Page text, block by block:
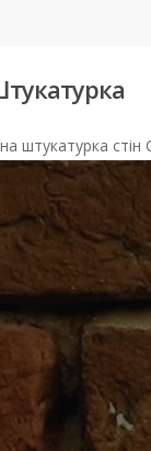
штукатурка стін